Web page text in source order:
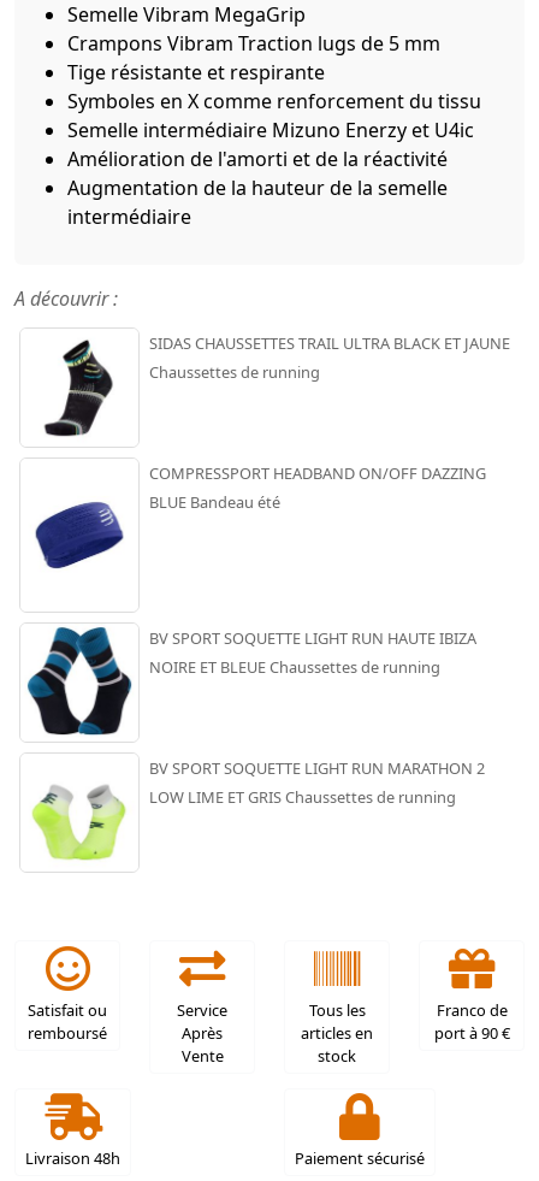
Semelle Vibram MegaGrip
Crampons Vibram Traction lugs de 5 mm
Tige résistante et respirante
Symboles en X comme renforcement du tissu
Semelle intermédiaire Mizuno Enerzy et U4ic
Amélioration de l'amorti et de la réactivité
Augmentation de la hauteur de la semelle
intermédiaire
A découvrir :
SIDAS CHAUSSETTES TRAIL ULTRA BLACK ET JAUNE
Chaussettes de running
COMPRESSPORT HEADBAND ON/OFF DAZZING
BLUE Bandeau été
BV SPORT SOQUETTE LIGHT RUN HAUTE IBIZA
NOIRE ET BLEUE Chaussettes de running
BV SPORT SOQUETTE LIGHT RUN MARATHON 2
LOW LIME ET GRIS Chaussettes de running
Satisfait ou
remboursé
Service
Après
Vente
Tous les
articles en
stock
Franco de
port à 90 €
Livraison 48h Paiement sécurisé